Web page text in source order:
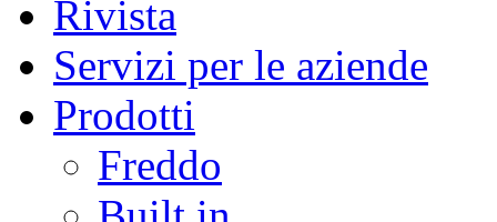
Rivista
Servizi per le aziende
Prodotti
Freddo